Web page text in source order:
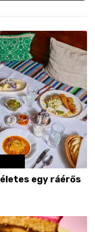
egy ráérős